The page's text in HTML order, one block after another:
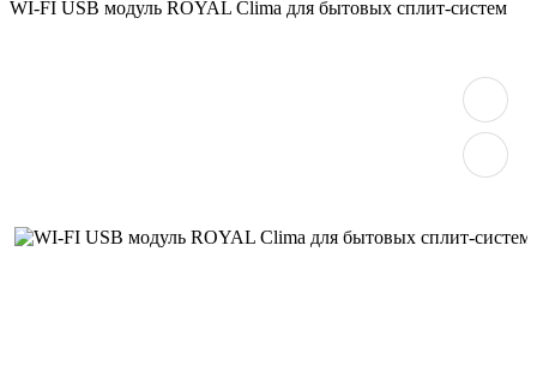
WI-FI USB модуль ROYAL Clima для бытовых сплит-систем